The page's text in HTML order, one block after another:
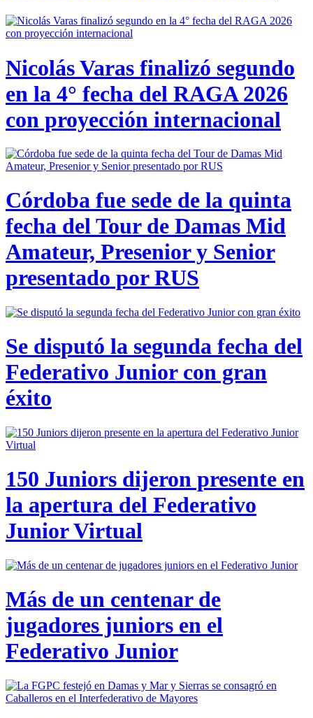
Nicolás Varas finalizó segundo
en la 4° fecha del RAGA 2026
con proyección internacional
Córdoba fue sede de la quinta
fecha del Tour de Damas Mid
Amateur, Presenior y Senior
presentado por RUS
Se disputó la segunda fecha del
Federativo Junior con gran
éxito
150 Juniors dijeron presente en
la apertura del Federativo
Junior Virtual
Más de un centenar de
jugadores juniors en el
Federativo Junior